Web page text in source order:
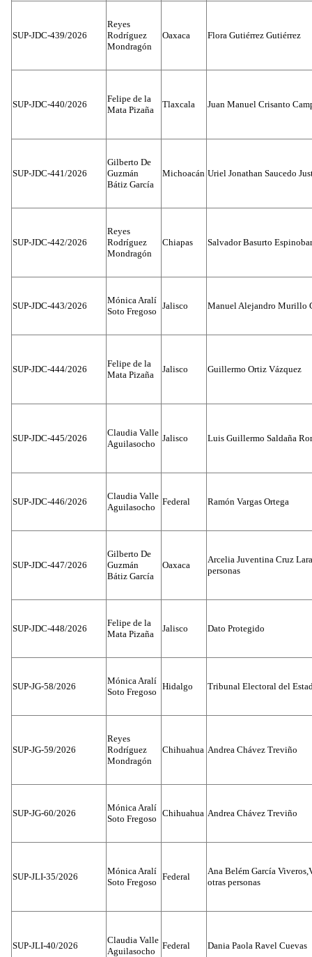
SUP-JDC-439/2026
Reyes
Rodríguez
Mondragón
Oaxaca Flora Gutiérrez Gutiérrez
SUP-JDC-440/2026
Felipe de la
Mata Pizaña
Tlaxcala Juan Manuel Crisanto
SUP-JDC-441/2026
Gilberto De
Guzmán
Bátiz García
Michoacán Uriel Jonathan Saucedo
SUP-JDC-442/2026
Reyes
Rodríguez
Mondragón
Chiapas Salvador Basurto
SUP-JDC-443/2026
Mónica Aralí
Soto Fregoso
Jalisco Manuel Alejandro Murillo
SUP-JDC-444/2026
Felipe de la
Mata Pizaña
Jalisco Guillermo Ortiz Vázquez
SUP-JDC-445/2026
Claudia Valle
Aguilasocho
Jalisco Luis Guillermo Saldaña
SUP-JDC-446/2026
Claudia Valle
Aguilasocho
Federal Ramón Vargas Ortega
SUP-JDC-447/2026
Gilberto De
Guzmán
Bátiz García
Oaxaca
Arcelia Juventina Cruz
personas
SUP-JDC-448/2026
Felipe de la
Mata Pizaña
Jalisco Dato Protegido
SUP-JG-58/2026
Mónica Aralí
Soto Fregoso
Hidalgo Tribunal Electoral del
SUP-JG-59/2026
Reyes
Rodríguez
Mondragón
Chihuahua Andrea Chávez Treviño
SUP-JG-60/2026
Mónica Aralí
Soto Fregoso
Chihuahua Andrea Chávez Treviño
SUP-JLI-35/2026
Mónica Aralí
Soto Fregoso
Federal
Ana Belém García
otras personas
SUP-JLI-40/2026
Claudia Valle
Aguilasocho
Federal Dania Paola Ravel Cuevas